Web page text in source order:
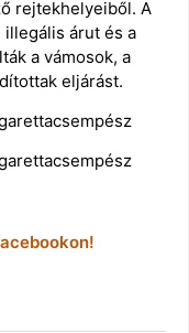
rejtekhelyeiből. A
árut és a
a vámosok, a
eljárást.